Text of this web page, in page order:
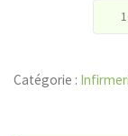
à
Catégorie :